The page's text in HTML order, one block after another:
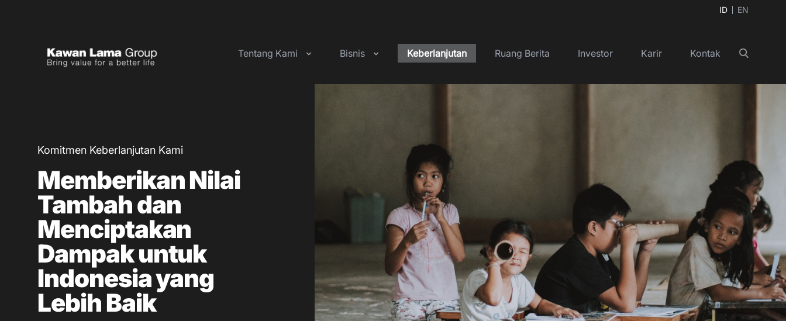
ID EN
Tentang Kami Bisnis Keberlanjutan Ruang Berita Investor Karir Kontak
Bisnis
Ruang Berita
Investor
FAQ
Karir
Hubungi Kami
Komitmen Keberlanjutan Kami
Memberikan Nilai
Tambah dan
Menciptakan
Dampak untuk
Indonesia yang
Lebih Baik